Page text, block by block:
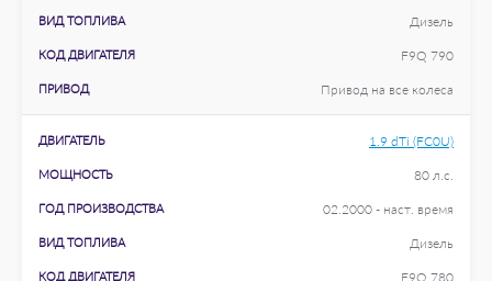
ВИД ТОПЛИВА Дизель
КОД ДВИГАТЕЛЯ F9Q 790
ПРИВОД Привод на все колеса
ДВИГАТЕЛЬ 1.9 dTi (FC0U)
МОЩНОСТЬ 80 л.с.
ГОД ПРОИЗВОДСТВА 02.2000 - наст. время
ВИД ТОПЛИВА Дизель
КОД ДВИГАТЕЛЯ F9Q 780